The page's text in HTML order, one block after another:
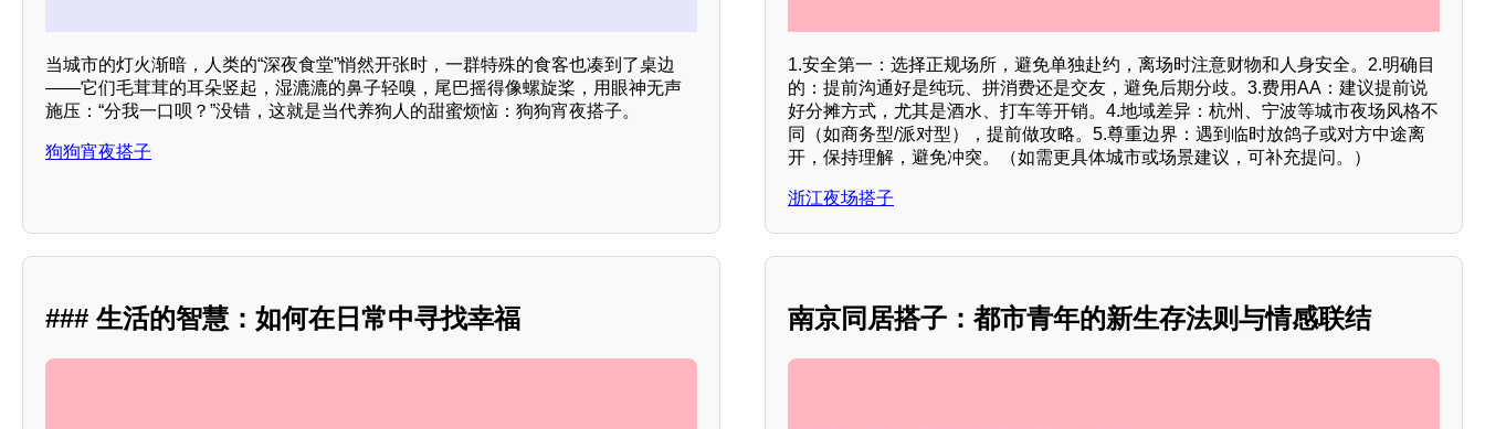
当城市的灯火渐暗，人类的“深夜食堂”悄然开张时，一群特殊的食客也凑到了桌边
——它们毛茸茸的耳朵竖起，湿漉漉的鼻子轻嗅，尾巴摇得像螺旋桨，用眼神无声
施压：“分我一口呗？”没错，这就是当代养狗人的甜蜜烦恼：狗狗宵夜搭子。
狗狗宵夜搭子
1.安全第一：选择正规场所，避免单独赴约，离场时注意财物和人身安全。2.明确目
的：提前沟通好是纯玩、拼消费还是交友，避免后期分歧。3.费用AA：建议提前说
好分摊方式，尤其是酒水、打车等开销。4.地域差异：杭州、宁波等城市夜场风格不
同（如商务型/派对型），提前做攻略。5.尊重边界：遇到临时放鸽子或对方中途离
开，保持理解，避免冲突。（如需更具体城市或场景建议，可补充提问。）
浙江夜场搭子
### 生活的智慧：如何在日常中寻找幸福 南京同居搭子：都市青年的新生存法则与情感联结